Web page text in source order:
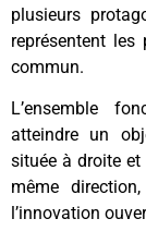
plusieurs
représentent
commun.
L’ensemble
atteindre un
située à droite
même
l’innovation